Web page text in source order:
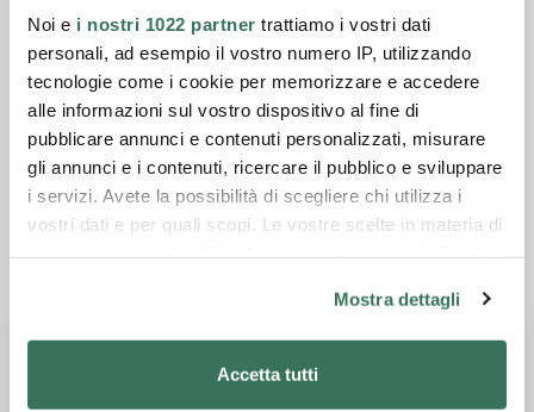
Noi e i nostri 1022 partner trattiamo i vostri dati
personali, ad esempio il vostro numero IP, utilizzando
tecnologie come i cookie per memorizzare e accedere
alle informazioni sul vostro dispositivo al fine di
pubblicare annunci e contenuti personalizzati, misurare
gli annunci e i contenuti, ricercare il pubblico e sviluppare
i servizi. Avete la possibilità di scegliere chi utilizza i
vostri dati e per quali scopi. Le vostre scelte in materia di
modificare o revocare il proprio consenso in qualsiasi
momento dalla Dichiarazione sui cookie o facendo clic
sull'icona di attivazione della privacy.
Mostra dettagli
Accetta tutti
- Tempi di ventilazione prolungabili tramite pedali
durante il ciclo di lavoro.
Scheda tecnica
Catalogo generale